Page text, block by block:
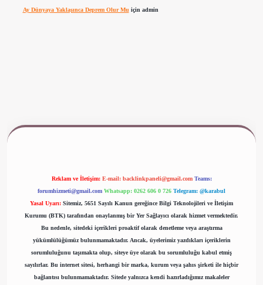
Ay Dünyaya Yaklaşınca Deprem Olur Mu için admin
Reklam ve İletişim: E-mail: backlinkpaneli@gmail.com Teams:
forumhizmeti@gmail.com Whatsapp: 0262 606 0 726 Telegram: @karabul
Yasal Uyarı: Sitemiz, 5651 Sayılı Kanun gereğince Bilgi Teknolojileri ve İletişim
Kurumu (BTK) tarafından onaylanmış bir Yer Sağlayıcı olarak hizmet vermektedir.
Bu nedenle, sitedeki içerikleri proaktif olarak denetleme veya araştırma
yükümlülüğümüz bulunmamaktadır. Ancak, üyelerimiz yazdıkları içeriklerin
sorumluluğunu taşımakta olup, siteye üye olarak bu sorumluluğu kabul etmiş
sayılırlar. Bu internet sitesi, herhangi bir marka, kurum veya şahıs şirketi ile hiçbir
bağlantısı bulunmamaktadır. Sitede yalnızca kendi hazırladığımız makaleler